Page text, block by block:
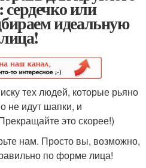
или
идеальную
тех людей, которые рьяно
не идут шапки, и
это скорее!)
нам. Просто вы, возможно,
по форме лица!